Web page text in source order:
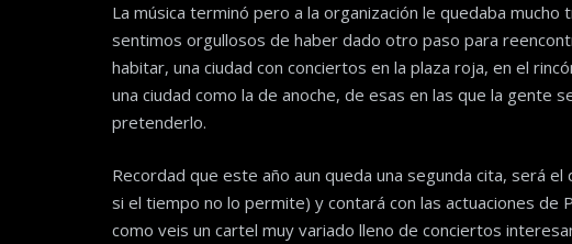
La música terminó pero a la organización le quedaba
sentimos orgullosos de haber dado otro paso para
habitar, una ciudad con conciertos en la plaza roja, en el
una ciudad como la de anoche, de esas en las que la gente
pretenderlo.
Recordad que este año aun queda una segunda cita, será
si el tiempo no lo permite) y contará con las actuaciones de
como veis un cartel muy variado lleno de conciertos